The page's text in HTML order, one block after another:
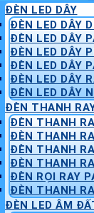
ĐÈN LED DÂY
ĐÈN LED DÂY
ĐÈN LED DÂY
ĐÈN LED DÂY
ĐÈN LED DÂY
ĐÈN LED DÂY
ĐÈN LED DÂY
ĐÈN THANH
ĐÈN THANH
ĐÈN THANH
ĐÈN THANH
ĐÈN THANH
ĐÈN RỌI RAY
ĐÈN THANH
ĐÈN LED ÂM